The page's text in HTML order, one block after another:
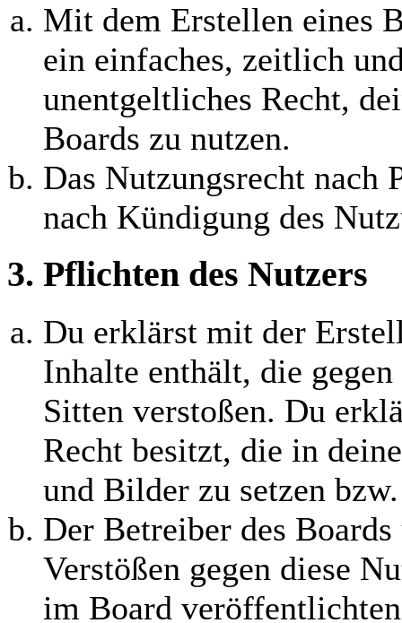
Mit dem Erstellen eines
ein einfaches, zeitlich
unentgeltliches Recht,
Boards zu nutzen.
Das Nutzungsrecht nach
nach Kündigung des
3. Pflichten des Nutzers
Du erklärst mit der
Inhalte enthält, die
Sitten verstoßen. Du
Recht besitzt, die in
und Bilder zu setzen
Der Betreiber des
Verstößen gegen diese
im Board